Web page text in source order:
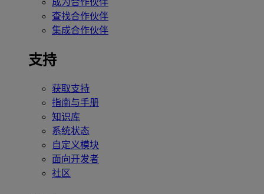
查找合作伙伴
集成合作伙伴
支持
获取支持
指南与手册
知识库
系统状态
自定义模块
面向开发者
社区